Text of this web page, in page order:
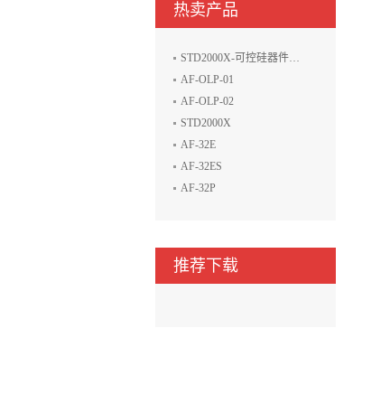
热卖产品
STD2000X-可控硅器件电性能参数生产线测试系统
AF-OLP-01
AF-OLP-02
STD2000X
AF-32E
AF-32ES
AF-32P
推荐下载